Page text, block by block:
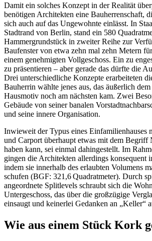
Damit ein solches Konzept in der Realität
benötigen Architekten eine Bauherrenschaft,
sich auch auf das Ungewohnte einlässt. In
Stadtrand von Berlin, stand ein 580
Hammergrundstück in zweiter Reihe zur
Baufenster von etwa zehn mal zehn Metern
einem genehmigten Vollgeschoss. Ein zu
zu präsentieren – aber gerade das dürfte die
Drei unterschiedliche Konzepte erarbeiteten
Bauherrin wählte jenes aus, das äußerlich dem
Hausmotiv noch am nächsten kam. Zwei
Gebäude von seiner banalen
und seine innere Organisation.
Inwieweit der Typus eines Einfamilienhauses
und Carport überhaupt etwas mit dem Begriff
haben kann, sei einmal dahingestellt. Im
gingen die Architekten allerdings konsequent
indem sie innerhalb des erlaubten Volumens
schufen (BGF: 321,6 Quadratmeter). Durch
angeordnete Splitlevels schraubt sich die
Untergeschoss, das über die großzügige
einsaugt und keinerlei Gedanken an „Keller“
Wie aus einem Stück Kork